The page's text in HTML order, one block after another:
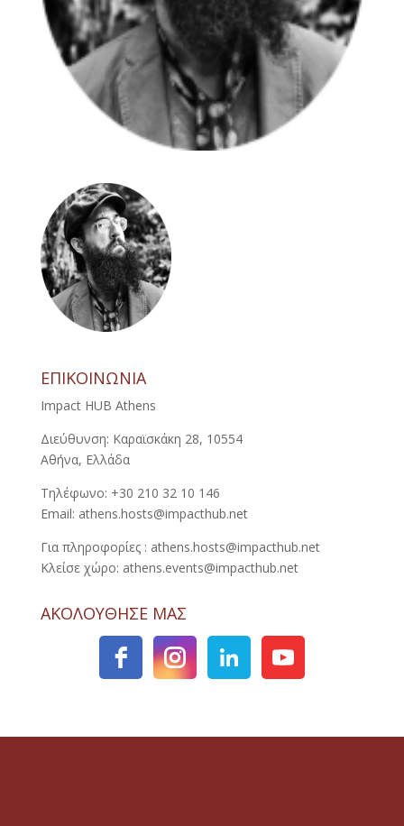
ΕΠΙΚΟΙΝΩΝΙΑ
Impact HUB Athens
Διεύθυνση: Καραϊσκάκη 28, 10554
Αθήνα, Ελλάδα
Τηλέφωνο: +30 210 32 10 146
Email: athens.hosts@impacthub.net
Για πληροφορίες : athens.hosts@impacthub.net
Κλείσε χώρο: athens.events@impacthub.net
ΑΚΟΛΟΥΘΗΣΕ ΜΑΣ